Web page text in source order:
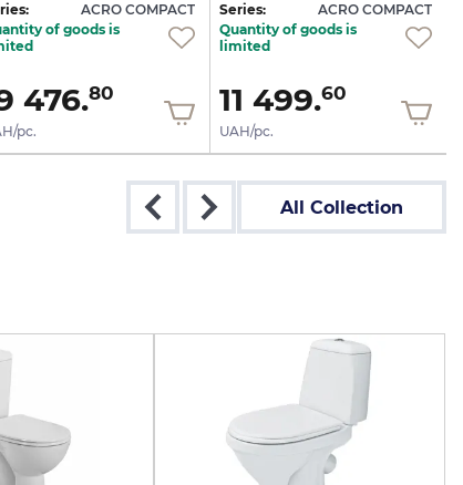
ACRO COMPACT
of goods is
476.80
pc.
Series:
ACRO COMPACT
Quantity of goods is
limited
11 499.60
UAH/pc.
All Collection